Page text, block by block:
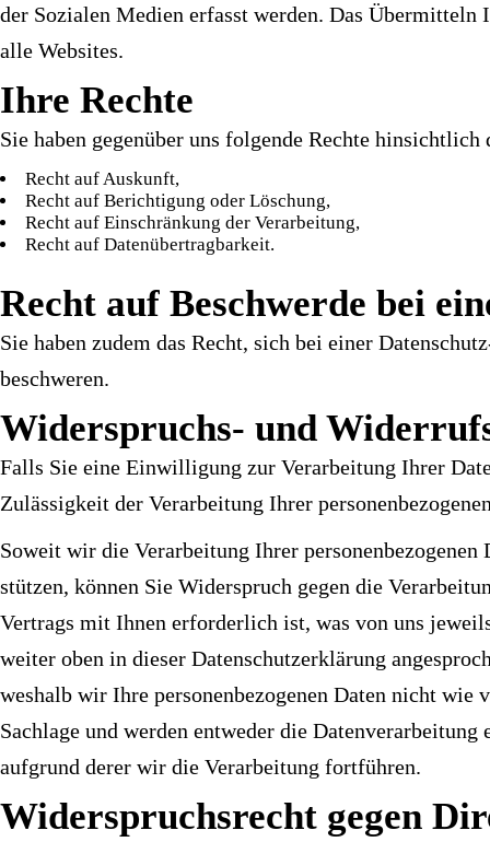
der Sozialen Medien erfasst werden. Das
alle Websites.
Ihre Rechte
Sie haben gegenüber uns folgende Rechte
Recht auf Auskunft,
Recht auf Berichtigung oder Löschung,
Recht auf Einschränkung der Verarbeitung,
Recht auf Datenübertragbarkeit.
Recht auf Beschwerde bei
Sie haben zudem das Recht, sich bei einer
beschweren.
Widerspruchs- und
Falls Sie eine Einwilligung zur Verarbeitung Ihrer
Zulässigkeit der Verarbeitung Ihrer
Soweit wir die Verarbeitung Ihrer
stützen, können Sie Widerspruch gegen die
Vertrags mit Ihnen erforderlich ist, was von uns
weiter oben in dieser Datenschutzerklärung
weshalb wir Ihre personenbezogenen Daten nicht
Sachlage und werden entweder die
aufgrund derer wir die Verarbeitung fortführen.
Widerspruchsrecht gegen